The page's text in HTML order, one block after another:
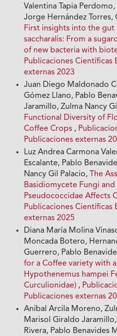
Valentina Tapia
Jorge Hernández Torres,
First insights into the
saccharalis: From a
of new bacteria with
Publicaciones Científicas
externas 2023
Juan Diego Maldonado
Gómez Llano, Pablo
Jaramillo, Zulma Nancy
Functional Diversity of
Coffee Crops ,
Publicaciones externas
Luz Andrea Carmona
Escalante, Pablo
Nancy Gil Palacio,
The
Basidiomycete Fungi
Pseudococcidae Affects
Publicaciones Científicas
externas 2025
Diana María Molina
Moncada Botero,
Guerrero, Pablo
for a Coffee variety with
Hypothenemus hampei
Curculionidae) ,
Publicaciones externas
Aníbal Arcila Moreno,
Marisol Giraldo
Rivera, Pablo Benavides